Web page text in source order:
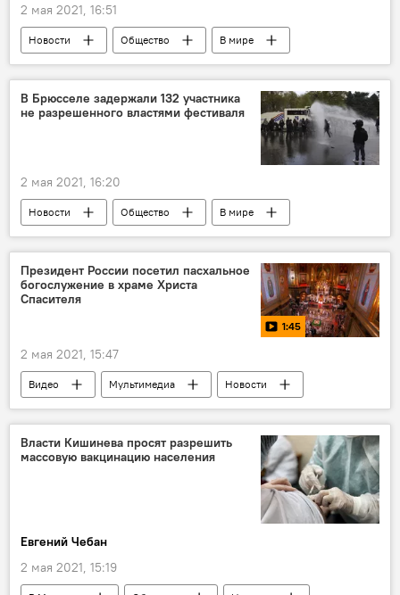
2 мая 2021, 16:51
Новости Общество В мире
В Брюсселе задержали 132 участника
не разрешенного властями фестиваля
2 мая 2021, 16:20
Новости Общество
В мире
Коронавирус
Президент России посетил пасхальное
богослужение в храме Христа
Спасителя
1:45
2 мая 2021, 15:47
Видео Мультимедиа
Новости
Общество
В мире Россия
Власти Кишинева просят разрешить
массовую вакцинацию населения
Евгений Чебан
2 мая 2021, 15:19